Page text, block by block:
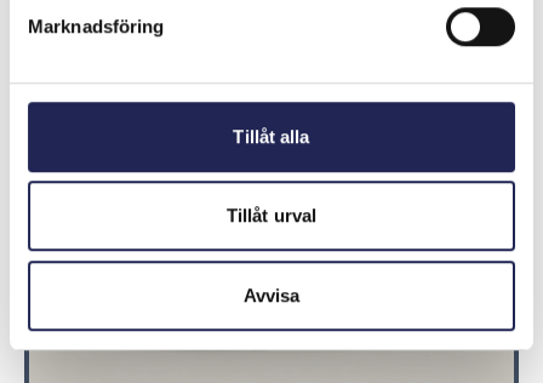
Marknadsföring
Tillåt alla
Tillåt urval
Avvisa